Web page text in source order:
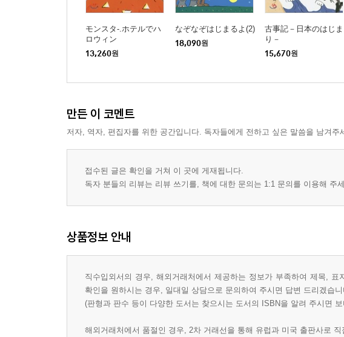
モンスタ-.ホテルでハ
ロウィン
13,260원
なぞなぞはじまるよ(2)
18,090원
古事記－日本のはじま
り－
15,670원
만든 이 코멘트
저자, 역자, 편집자를 위한 공간입니다. 독자들에게 전하고 싶은 말씀을 남겨주
접수된 글은 확인을 거쳐 이 곳에 게재됩니다.
독자 분들의 리뷰는 리뷰 쓰기를, 책에 대한 문의는 1:1 문의를 이용해 주
상품정보 안내
직수입외서의 경우, 해외거래처에서 제공하는 정보가 부족하여 제목,
확인을 원하시는 경우, 일대일 상담으로 문의하여 주시면 답변 드리겠습니
(판형과 판수 등이 다양한 도서는 찾으시는 도서의 ISBN을 알려 주시면
해외거래처에서 품절인 경우, 2차 거래선을 통해 유럽과 미국 출판사로